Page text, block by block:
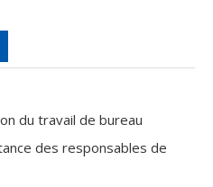
du travail de bureau
des responsables de